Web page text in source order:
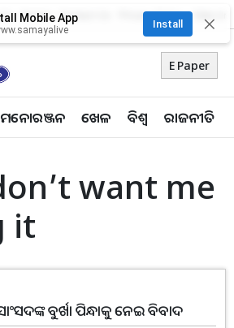
Career Contact Us Privacy Policy
E Paper
ମନୋରଞ୍ଜନ ଖେଳ ବିଶ୍ବ ରାଜନୀତି
Mobile App Install ✕
want me
it
ବୁର୍ଖା ପିନ୍ଧାକୁ ନେଇ ବିବାଦ